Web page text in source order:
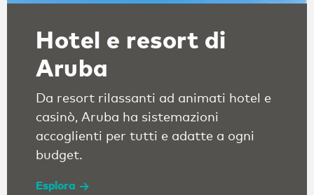
Hotel e resort di
Aruba
Da resort rilassanti ad animati hotel e
casinò, Aruba ha sistemazioni
accoglienti per tutti e adatte a ogni
budget.
Esplora